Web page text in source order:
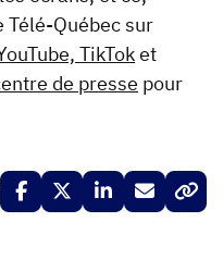
Québec sur
TikToket
de presse pour